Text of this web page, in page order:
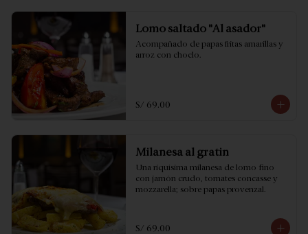
Lomo saltado "Al asador"
Acompañado de papas fritas amarillas y
arroz con choclo.
S/ 69.00
Milanesa al gratin
Una riquísima milanesa de lomo fino
con jamón crudo, tomates concasse y
mozzarella; sobre papas provenzal.
S/ 69.00